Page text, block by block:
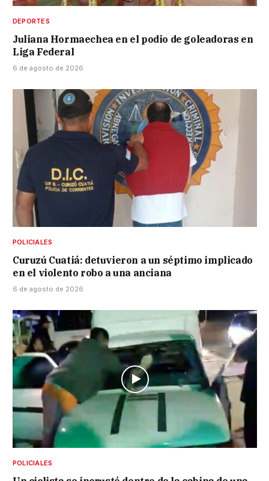
DEPORTES
Juliana Hormaechea en el podio de goleadoras en
Liga Federal
6 de agosto de 2026
POLICIALES
Curuzú Cuatiá: detuvieron a un séptimo implicado
en el violento robo a una anciana
6 de agosto de 2026
POLICIALES